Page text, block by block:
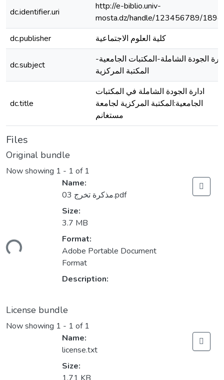
dc.identifier.uri
http://e-biblio.univ-
mosta.dz/handle/123456789/
dc.publisher
كلية العلوم الاجتماعية
dc.subject
الجودة الشاملة-المكتبات الجامعية-
المكتبة المركزية
dc.title
ادارة الجودة الشاملة في المكتبات
الجامعية:المكتبة المركزية لجامعة
مستغانم
Files
Original bundle
Now showing 1 - 1 of 1
Name:
مذكرة تخرج 03.pdf
Size:
3.7 MB
Format:
Adobe Portable Document
Format
Description:
License bundle
Now showing 1 - 1 of 1
Name:
license.txt
Size: